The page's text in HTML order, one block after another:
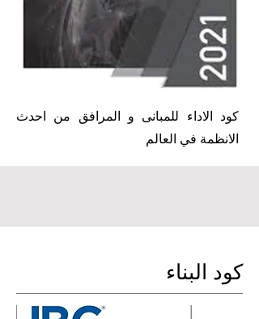
كود الاداء للمبانى و المرافق من احدث
الانظمة في العالم
كود البناء